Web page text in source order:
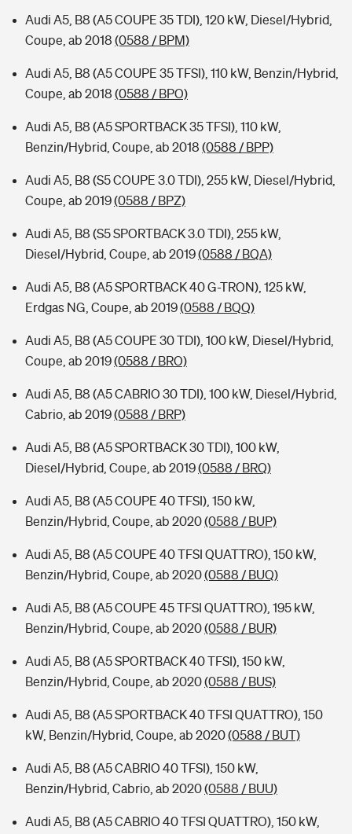
Audi A5, B8 (A5 COUPE 35 TDI), 120 kW, Diesel/Hybrid,
Coupe, ab 2018 (0588 / BPM)
Audi A5, B8 (A5 COUPE 35 TFSI), 110 kW, Benzin/Hybrid,
Coupe, ab 2018 (0588 / BPO)
Audi A5, B8 (A5 SPORTBACK 35 TFSI), 110 kW,
Benzin/Hybrid, Coupe, ab 2018 (0588 / BPP)
Audi A5, B8 (S5 COUPE 3.0 TDI), 255 kW, Diesel/Hybrid,
Coupe, ab 2019(0588 / BPZ)
Audi A5, B8 (S5 SPORTBACK 3.0 TDI), 255 kW,
Diesel/Hybrid, Coupe, ab 2019(0588 / BQA)
Audi A5, B8 (A5 SPORTBACK 40 G-TRON), 125 kW,
Erdgas NG, Coupe, ab 2019(0588 / BQQ)
Audi A5, B8 (A5 COUPE 30 TDI), 100 kW, Diesel/Hybrid,
Coupe, ab 2019(0588 / BRO)
Audi A5, B8 (A5 CABRIO 30 TDI), 100 kW, Diesel/Hybrid,
Cabrio, ab 2019(0588 / BRP)
Audi A5, B8 (A5 SPORTBACK 30 TDI), 100 kW,
Diesel/Hybrid, Coupe, ab 2019(0588 / BRQ)
Audi A5, B8 (A5 COUPE 40 TFSI), 150 kW,
Benzin/Hybrid, Coupe, ab 2020(0588 / BUP)
Audi A5, B8 (A5 COUPE 40 TFSI QUATTRO), 150 kW,
Benzin/Hybrid, Coupe, ab 2020(0588 / BUQ)
Audi A5, B8 (A5 COUPE 45 TFSI QUATTRO), 195 kW,
Benzin/Hybrid, Coupe, ab 2020(0588 / BUR)
Audi A5, B8 (A5 SPORTBACK 40 TFSI), 150 kW,
Benzin/Hybrid, Coupe, ab 2020(0588 / BUS)
Audi A5, B8 (A5 SPORTBACK 40 TFSI QUATTRO), 150
kW, Benzin/Hybrid, Coupe, ab 2020(0588 / BUT)
Audi A5, B8 (A5 CABRIO 40 TFSI), 150 kW,
Benzin/Hybrid, Cabrio, ab 2020(0588 / BUU)
Audi A5, B8 (A5 CABRIO 40 TFSI QUATTRO), 150 kW,